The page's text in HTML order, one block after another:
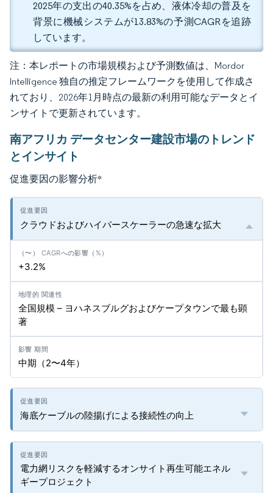
2025年の支出の40.35%を占め、液体冷却の普及を
背景に機械システムが13.83%の予測CAGRを追跡
しています。
注：本レポートの市場規模および予測数値は、Mordor
Intelligence 独自の推定フレームワークを使用して作成さ
れており、2026年1月時点の最新の利用可能なデータとイ
ンサイトで更新されています。
南アフリカ データセンター建設市場のトレンド
とインサイト
促進要因の影響分析*
クラウドおよびハイパースケーラーの急速な拡大
+3.2%
全国規模 – ヨハネスブルグおよびケープタウンで最も顕
著
中期（2〜4年）
海底ケーブルの陸揚げによる接続性の向上
電力網リスクを軽減するオンサイト再生可能エネル
ギープロジェクト